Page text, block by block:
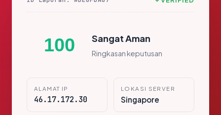
100 Sangat Aman
Ringkasan keputusan
ALAMAT IP
46.17.172.30
LOKASI SERVER
Singapore